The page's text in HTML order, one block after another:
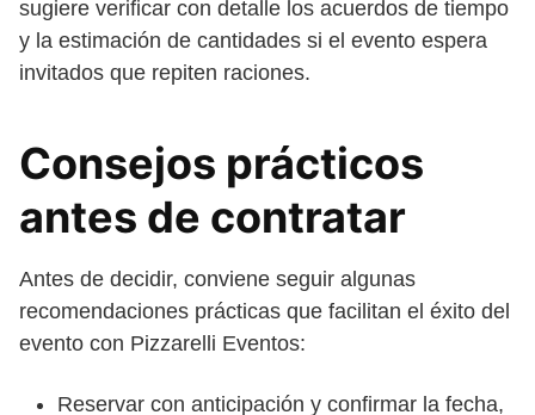
sugiere verificar con detalle los acuerdos de tiempo
y la estimación de cantidades si el evento espera
invitados que repiten raciones.
Consejos prácticos
antes de contratar
Antes de decidir, conviene seguir algunas
recomendaciones prácticas que facilitan el éxito del
evento con Pizzarelli Eventos:
Reservar con anticipación y confirmar la fecha,